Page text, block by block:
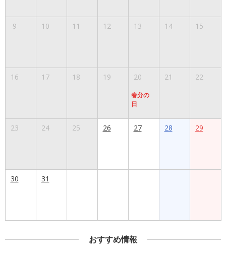
9 10 11 12 13 14 15
16 17 18 19 20
春分の
日
21 22
23 24 25 26 27 28 29
30 31
おすすめ情報